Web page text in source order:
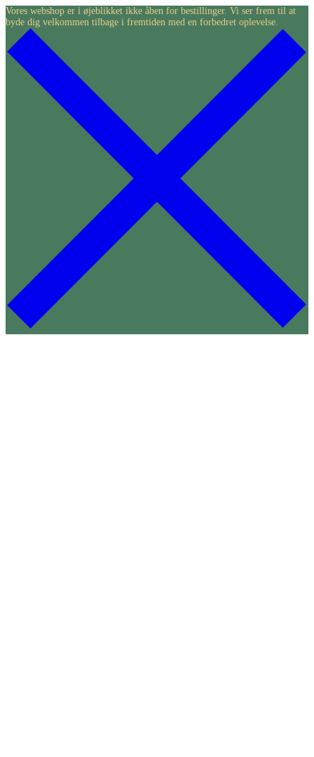
Skip
to
content
Vores webshop er i øjeblikket ikke åben for bestillinger. Vi ser frem til at
byde dig velkommen tilbage i fremtiden med en forbedret oplevelse.